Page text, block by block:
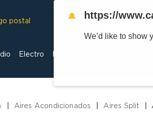
postal
Buscar
Electro
Aires Acondicionados Aires Split
🔔 https://
We’d like to show